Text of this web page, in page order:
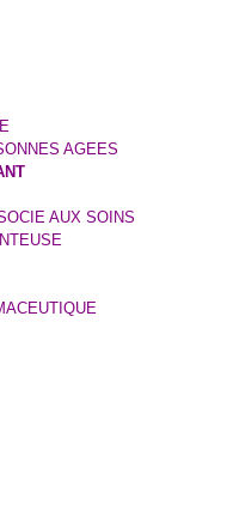
AGEES
AUX SOINS